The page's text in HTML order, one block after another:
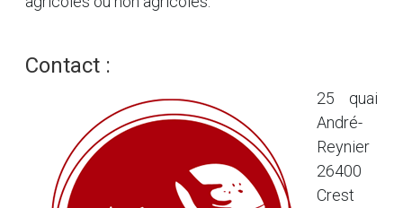
Contact :
25 quai
André-
Reynier
26400
Crest